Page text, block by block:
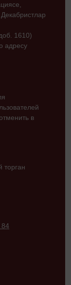
1610)
адресу
в
торган
84